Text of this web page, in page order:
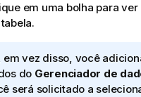
em uma bolha para
em vez disso, você
do Gerenciador de
será solicitado a